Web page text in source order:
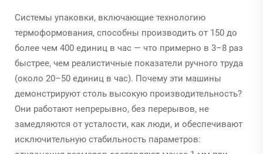
Системы упаковки, включающие технологию
термоформования, способны производить от 150 до
более чем 400 единиц в час — что примерно в 3–8 раз
быстрее, чем реалистичные показатели ручного труда
(около 20–50 единиц в час). Почему эти машины
демонстрируют столь высокую производительность?
Они работают непрерывно, без перерывов, не
замедляются от усталости, как люди, и обеспечивают
исключительную стабильность параметров: